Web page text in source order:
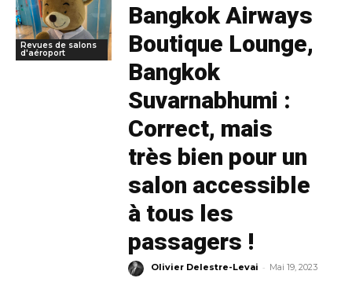
Revues de salons
d'aéroport
Bangkok Airways
Boutique Lounge,
Bangkok
Suvarnabhumi :
Correct, mais
très bien pour un
salon accessible
à tous les
passagers !
Olivier Delestre-Levai - Mai 19, 2023